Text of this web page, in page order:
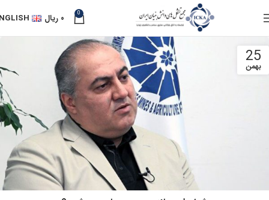
0 ۰ ریال
25
بهمن